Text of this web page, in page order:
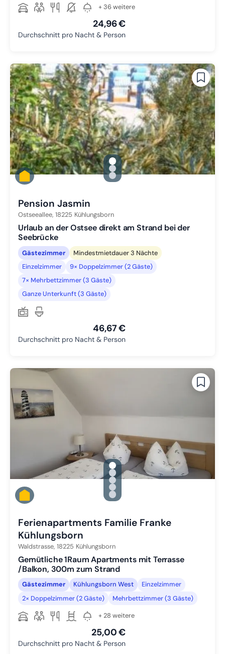
+ 36 weitere
24,96 €
Durchschnitt pro Nacht & Person
gallery.slide_selector
Zu Slide 1 wechseln
Zu Slide 2 wechseln
Zu Slide 3 wechseln
Pension Jasmin
Ostseeallee, 18225 Kühlungsborn
Urlaub an der Ostsee direkt am Strand bei der
Seebrücke
Gästezimmer
Mindestmietdauer 3 Nächte
Einzelzimmer
9× Doppelzimmer (2 Gäste)
7× Mehrbettzimmer (3 Gäste)
Ganze Unterkunft (3 Gäste)
46,67 €
Durchschnitt pro Nacht & Person
gallery.slide_selector
Zu Slide 1 wechseln
Zu Slide 2 wechseln
Zu Slide 3 wechseln
Zu Slide 4 wechseln
Zu Slide 5 wechseln
Ferienapartments Familie Franke
Kühlungsborn
Waldstrasse, 18225 Kühlungsborn
Gemütliche 1Raum Apartments mit Terrasse
/Balkon, 300m zum Strand
Gästezimmer Kühlungsborn West
Einzelzimmer
2× Doppelzimmer (2 Gäste)
Mehrbettzimmer (3 Gäste)
+ 28 weitere
25,00 €
Durchschnitt pro Nacht & Person